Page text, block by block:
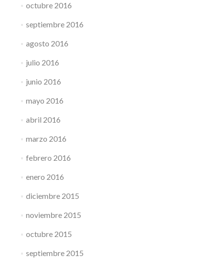
octubre 2016
septiembre 2016
agosto 2016
julio 2016
junio 2016
mayo 2016
abril 2016
marzo 2016
febrero 2016
enero 2016
diciembre 2015
noviembre 2015
octubre 2015
septiembre 2015